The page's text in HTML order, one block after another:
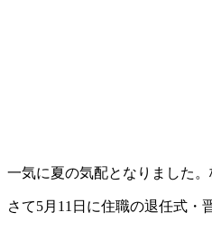
一気に夏の気配となりました
さて5月11日に住職の退任式・